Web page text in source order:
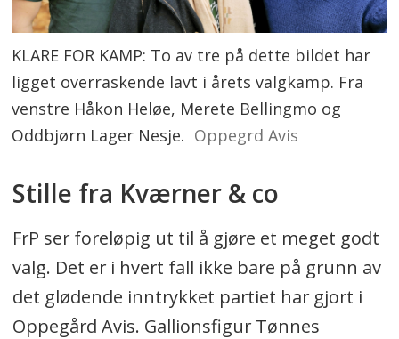
KLARE FOR KAMP: To av tre på dette bildet har
ligget overraskende lavt i årets valgkamp. Fra
venstre Håkon Heløe, Merete Bellingmo og
Oddbjørn Lager Nesje. Oppegrd Avis
Stille fra Kværner & co
FrP ser foreløpig ut til å gjøre et meget godt
valg. Det er i hvert fall ikke bare på grunn av
det glødende inntrykket partiet har gjort i
Oppegård Avis. Gallionsfigur Tønnes